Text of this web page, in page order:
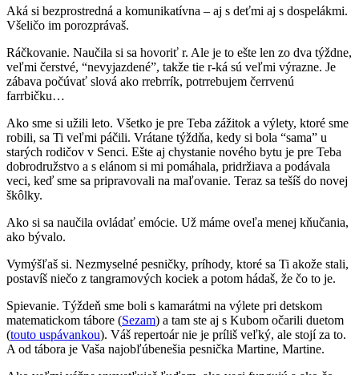
Aká si bezprostredná a komunikatívna – aj s deťmi aj s dospelákmi.
Všeličo im porozprávaš.
Ráčkovanie. Naučila si sa hovoriť r. Ale je to ešte len zo dva týždne,
veľmi čerstvé, “nevyjazdené”, takže tie r-ká sú veľmi výrazne. Je
zábava počúvať slová ako rrebrrík, potrrebujem čerrvenú
farrbičku…
Ako sme si užili leto. Všetko je pre Teba zážitok a výlety, ktoré sme
robili, sa Ti veľmi páčili. Vrátane týždňa, kedy si bola “sama” u
starých rodičov v Senci. Ešte aj chystanie nového bytu je pre Teba
dobrodružstvo a s elánom si mi pomáhala, pridržiava a podávala
veci, keď sme sa pripravovali na maľovanie. Teraz sa tešíš do novej
škôlky.
Ako si sa naučila ovládať emócie. Už máme oveľa menej kňučania,
ako bývalo.
Vymýšľaš si. Nezmyselné pesničky, príhody, ktoré sa Ti akože stali,
postavíš niečo z tangramových kociek a potom hádaš, že čo to je.
Spievanie. Týždeň sme boli s kamarátmi na výlete pri detskom
matematickom tábore (Sezam) a tam ste aj s Kubom očarili duetom
(touto uspávankou). Váš repertoár nie je príliš veľký, ale stojí za to.
A od tábora je Vaša najobľúbenešia pesnička Martine, Martine.